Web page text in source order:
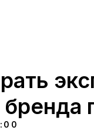
бренда